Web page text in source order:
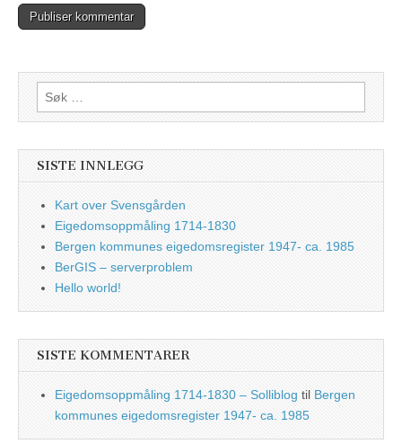
Søk
etter:
SISTE INNLEGG
Kart over Svensgården
Eigedomsoppmåling 1714-1830
Bergen kommunes eigedomsregister 1947- ca. 1985
BerGIS – serverproblem
Hello world!
SISTE KOMMENTARER
Eigedomsoppmåling 1714-1830 – Solliblog til Bergen
kommunes eigedomsregister 1947- ca. 1985